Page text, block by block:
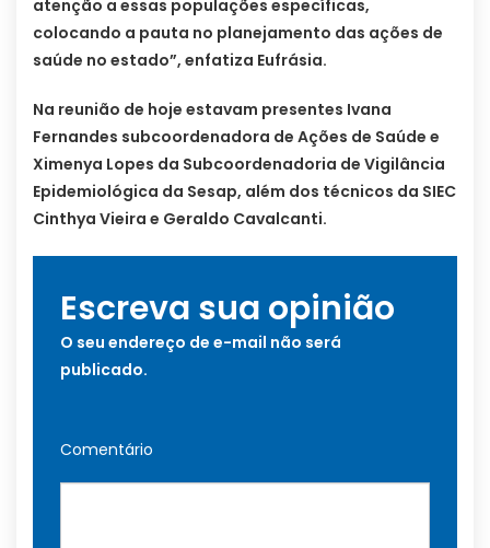
atenção a essas populações específicas,
colocando a pauta no planejamento das ações de
saúde no estado”, enfatiza Eufrásia.
Na reunião de hoje estavam presentes Ivana
Fernandes subcoordenadora de Ações de Saúde e
Ximenya Lopes da Subcoordenadoria de Vigilância
Epidemiológica da Sesap, além dos técnicos da SIEC
Cinthya Vieira e Geraldo Cavalcanti.
Escreva sua opinião
O seu endereço de e-mail não será
publicado.
Comentário